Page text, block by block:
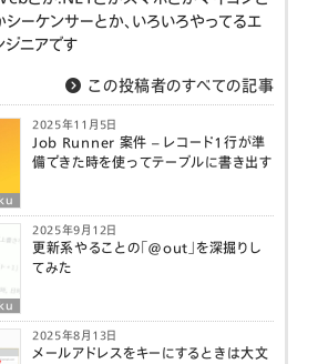
シーケンサーとか、いろいろやってるエ
ジニアです
この投稿者のすべての記事
2025年11月5日
Job Runner 案件 – レコード１行が準
備できた時を使ってテーブルに書き出す
2025年9月12日
更新系やることの「@out」を深掘りし
てみた
2025年8月13日
メールアドレスをキーにするときは大文